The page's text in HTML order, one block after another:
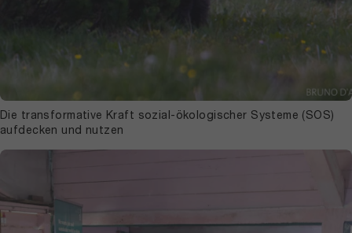
Die transformative Kraft sozial-ökologischer Systeme (SOS)
aufdecken und nutzen